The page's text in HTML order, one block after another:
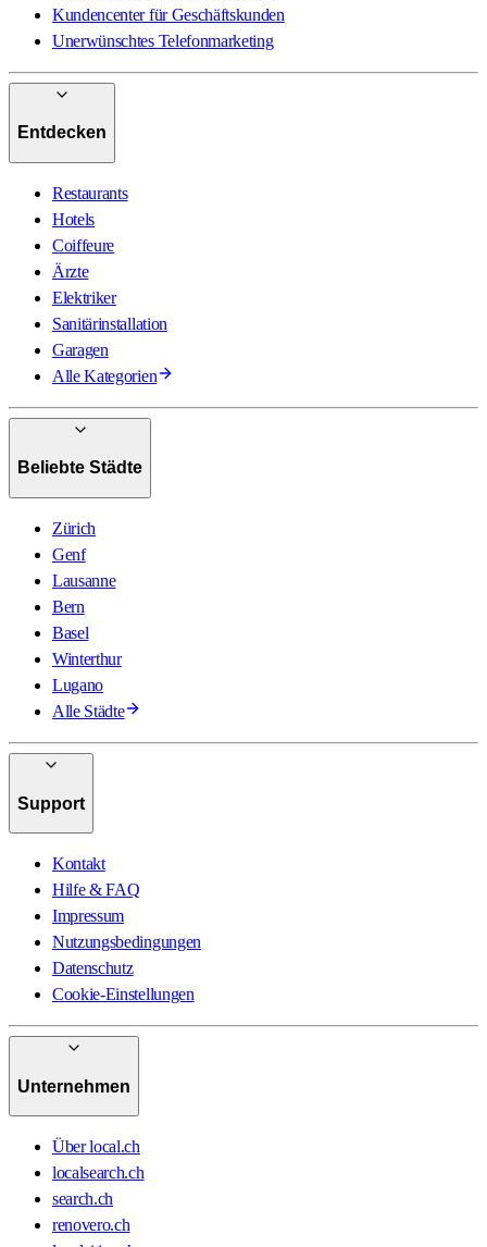
Kundencenter für Geschäftskunden
Unerwünschtes Telefonmarketing
Entdecken
Restaurants
Hotels
Coiffeure
Ärzte
Elektriker
Sanitärinstallation
Garagen
Alle Kategorien
Beliebte Städte
Zürich
Genf
Lausanne
Bern
Basel
Winterthur
Lugano
Alle Städte
Support
Kontakt
Hilfe & FAQ
Impressum
Nutzungsbedingungen
Datenschutz
Cookie-Einstellungen
Unternehmen
Über local.ch
localsearch.ch
search.ch
renovero.ch